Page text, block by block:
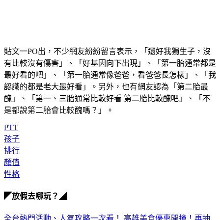
貼文一PO出，不少網友紛紛留言表示，「還好我獨生子，沒
有比較沒有傷害」、「好基因向下出現」、「第一胎通常都是
最好看的吧」、「第一胎通常像爸爸，看爸爸長怎樣」、「我
認識的都是老大最好看」。另外，也有網友認為「第二胎最
醜」、「第一、三胎通常比較好看 第二胎比較醜吧」、「不
是都說第二胎會比較醜嗎？」。
PTT
孩子
排行
顏值
性格
◤放假去哪玩？◢